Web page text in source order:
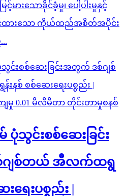
ားသောခိုင်ခံ့မှု၊ ပေါ့ပါးမှုနှင့်
ထားသော ကိုယ်ထည်အစိတ်အပိုင်း
သွင်းစစ်ဆေးခြင်း
ျစ်တယ် အီလက်ထရွ
ရေးပစ္စည်း |